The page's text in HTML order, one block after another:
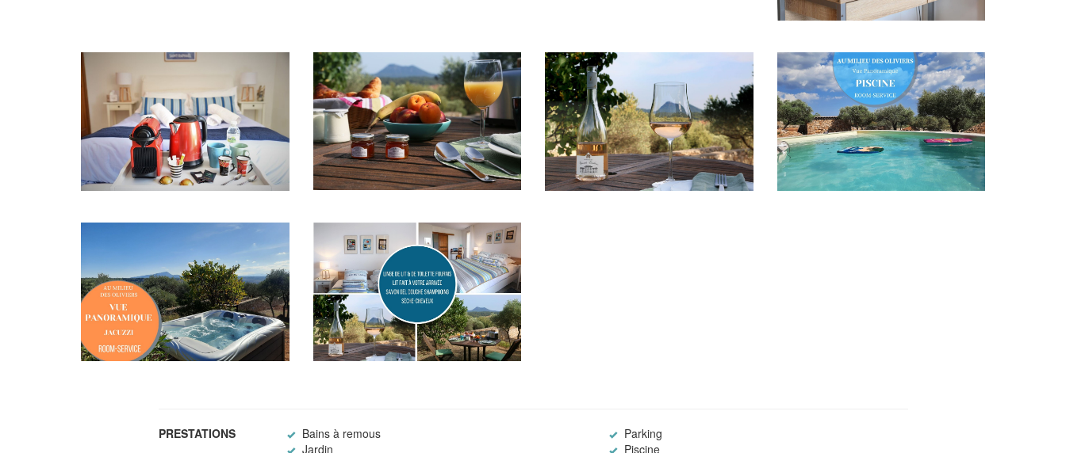
PRESTATIONS Bains à remous
Parking
Jardin
Piscine